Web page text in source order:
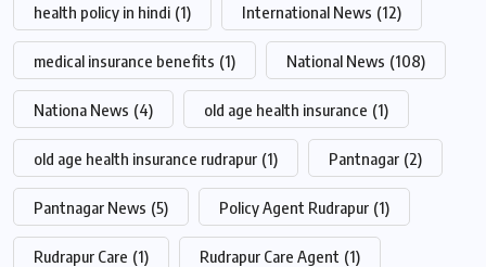
health policy in hindi (1) International News (12)
medical insurance benefits (1) National News (108)
Nationa News (4) old age health insurance (1)
old age health insurance rudrapur (1) Pantnagar (2)
Pantnagar News (5) Policy Agent Rudrapur (1)
Rudrapur Care (1) Rudrapur Care Agent (1)